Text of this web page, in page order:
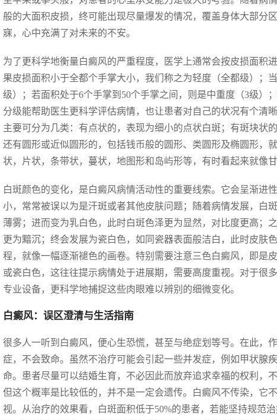
般的大面积皮损，终可能出现尽量爆发的情况，覆盖身体大部分
寐，心中充满了对未来的不安。
为了更科学地衡量白癜风的严重程度，医学上通常会按皮损面积
果皮损面积小于全都个手掌大小，我们称之为轻度（全都级）；
级）；若面积处于6个手掌到50个手掌之间，则是中重度（3级）
分级能帮助医生更科学评估病情，也让患者对自己的状况有个清
主要可分为几类：有点状的，表现为细小的点状白斑；有斑块状
还有圆形或近似圆形的，包括钱币般的圆形、类圆形及椭圆形，
状，片状，条带状，蔓状，地图形和岛屿形等，有时看起来就像
白斑颜色的变化，是白癜风病情活动性的重要线索。它会呈渐进
小，常常被误以为是汗斑或者其他皮肤问题；随着病情发展，白
薄雾；进而变为乳白色，此时白斑色泽更为显然，对比度更高；
更为黯沉；终会发展为瓷白色，如同瓷器表面般洁白，此时皮肤
程，就像一幅逐渐褪色的画卷。特别需要注意三色白癜风，即
或瓷白色，这往往提示病情处于进展期，需要高度重视。对于很
专业设备，更科学地捕捉这些肉眼难以辨别的细微变化。
白癜风：误区澄清与生活指南
很多人一听到白癜风，便心生恐慌，甚至与绝症划等号。在此，
症，不会致命。虽然不治疗可能会引起一些并发症，例如甲状腺
命。患者尽量可以结婚生育，不必因此而放弃追求幸福的权利，
但这个概率是比较低的，并不是一定会遗传。白癜风不传染，它
视。从治疗的效果看，白斑面积低于50%的患者，若能坚持规范